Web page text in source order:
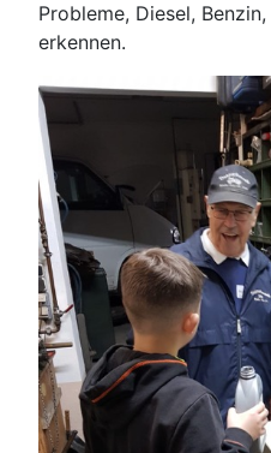
Probleme, Diesel,
erkennen.